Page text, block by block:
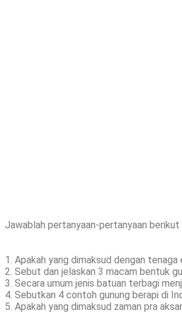
Jawablah pertanyaan-pertanyaan berikut
1. Apakah yang dimaksud dengan tenaga
2. Sebut dan jelaskan 3 macam bentuk
3. Secara umum jenis batuan terbagi
4. Sebutkan 4 contoh gunung berapi di
5. Apakah yang dimaksud zaman pra